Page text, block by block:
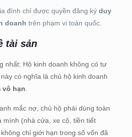
đình chỉ được quyền đăng ký duy
doanh trên phạm vi toàn quốc.
tài sản
nhất: Hộ kinh doanh không có tư
có nghĩa là chủ hộ kinh doanh
vô hạn
mắc nợ, chủ hộ phải dùng toàn
mình (nhà cửa, xe cộ, tiền tiết
chỉ giới hạn trong số vốn đã